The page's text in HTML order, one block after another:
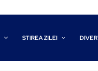
STIREA ZILEI